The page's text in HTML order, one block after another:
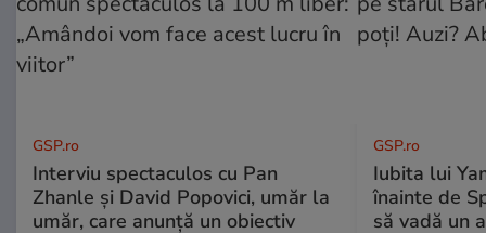
GSP.ro
Interviu spectaculos cu Pan
Zhanle și David Popovici, umăr la
umăr, care anunță un obiectiv
GSP.ro
Iubita lui
înainte de
să vadă un